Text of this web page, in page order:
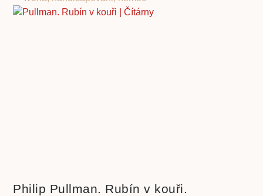
Philip Pullman. Rubín v kouři.